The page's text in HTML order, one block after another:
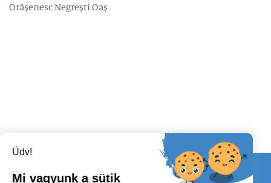
Orășenesc Negrești Oaș
Kapcsolat
Üdv!
Mi vagyunk a sütik